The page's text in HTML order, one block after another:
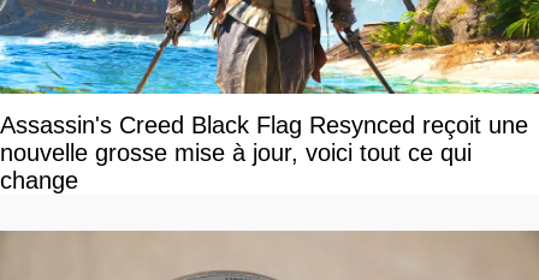
Assassin's Creed Black Flag Resynced reçoit une
nouvelle grosse mise à jour, voici tout ce qui
change